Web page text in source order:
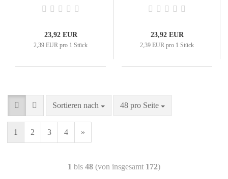
Schlüsselanhänger ovale
Metallumrandung
Schlüsselring, Farbe
23,92 EUR
2,39 EUR pro 1 Stück
Schlüsselanhänger ovale
Metallumrandung
Schlüsselring, Farbe
23,92 EUR
2,39 EUR pro 1 Stück
Sortieren nach 48 pro Seite
1 2 3 4 »
1 bis 48 (von insgesamt 172)